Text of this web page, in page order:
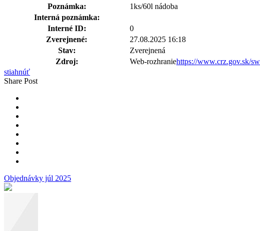
Poznámka:
1ks/60l nádoba
Interná poznámka:
Interné ID:
0
Zverejnené:
27.08.2025 16:18
Stav:
Zverejnená
Zdroj:
Web-rozhraniehttps://www.crz.gov.sk/
stiahnúť
Share Post
Objednávky júl 2025